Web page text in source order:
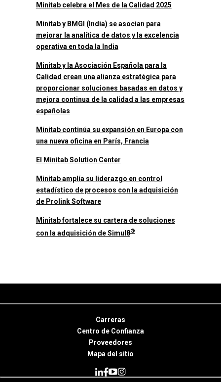
Minitab celebra el Mes de la Calidad 2025
Minitab y BMGI (India) se asocian para
mejorar la analítica de datos y la excelencia
operativa en toda la India
Minitab y la Asociación Española para la
Calidad crean una alianza estratégica para
proporcionar soluciones basadas en datos y
mejora continua de la calidad a las empresas
españolas
Minitab continúa su expansión en Europa con
una nueva oficina en París, Francia
El Minitab Solution Center
Minitab amplía su liderazgo en control
estadístico de procesos con la adquisición
de Prolink Software
Minitab fortalece su cartera de soluciones
con la adquisición de Simul8®
Carreras
Centro de Confianza
Proveedores
Mapa del sitio